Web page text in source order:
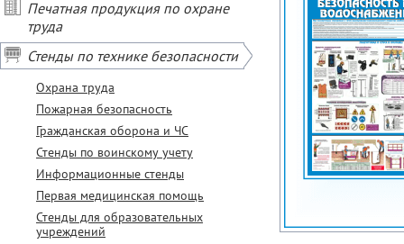
Печатная продукция по охране
труда
Стенды по технике безопасности
Охрана труда
Пожарная безопасность
Гражданская оборона и ЧС
Стенды по воинскому учету
Информационные стенды
Первая медицинская помощь
Стенды для образовательных
учреждений